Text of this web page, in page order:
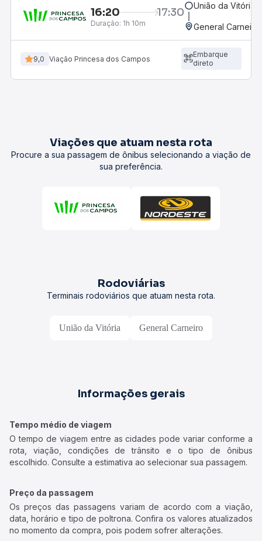
16:20 17:30
Duração: 1h 10m
União da Vitória,
General
9,0 Viação Princesa dos Campos
Embarque
direto
Viações que atuam nesta rota
Procure a sua passagem de ônibus selecionando a viação de
sua preferência.
Rodoviárias
Terminais rodoviários que atuam nesta rota.
União da Vitória General Carneiro
Informações gerais
Tempo médio de viagem
O tempo de viagem entre as cidades pode variar conforme a
rota, viação, condições de trânsito e o tipo de ônibus
escolhido. Consulte a estimativa ao selecionar sua passagem.
Preço da passagem
Os preços das passagens variam de acordo com a viação,
data, horário e tipo de poltrona. Confira os valores atualizados
no momento da compra, pois podem sofrer alterações.